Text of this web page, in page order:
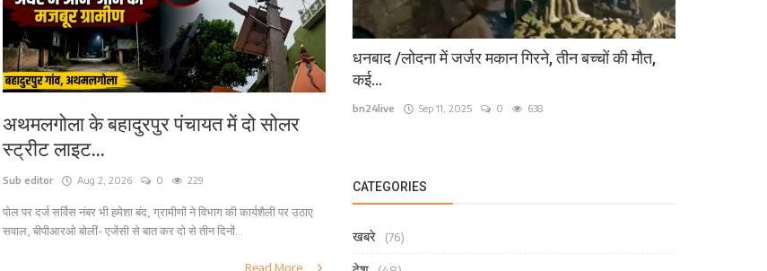
अथमलगोला के बहादुरपुर पंचायत में दो सोलर
स्ट्रीट लाइट...
Sub editor Aug 2, 2026 0 229
पोल पर दर्ज सर्विस नंबर भी हमेशा बंद, ग्रामीणों ने विभाग की कार्यशैली पर उठाए
सवाल, बीपीआरओ बोलीं- एजेंसी से बात कर दो से तीन दिनों...
Read More
धनबाद /लोदना में जर्जर मकान गिरने, तीन बच्चों की मौत,
कई...
bn24live Sep 11, 2025 0 638
CATEGORIES
खबरे (76)